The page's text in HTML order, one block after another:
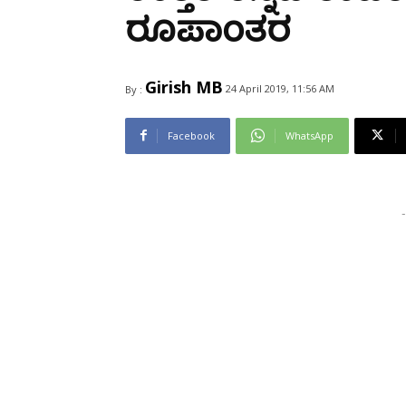
ರೂಪಾಂತರ
By : Girish MB 24 April 2019, 11:56 AM
Facebook WhatsApp